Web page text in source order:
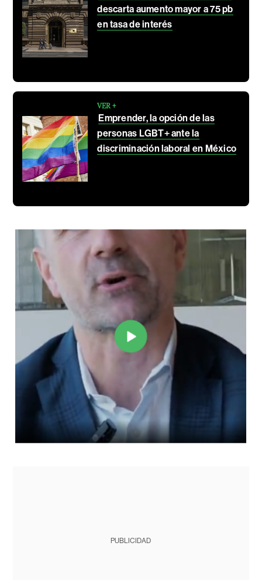
descarta aumento mayor a 75 pb
en tasa de interés
VER +
Emprender, la opción de las
personas LGBT+ ante la
discriminación laboral en México
PUBLICIDAD